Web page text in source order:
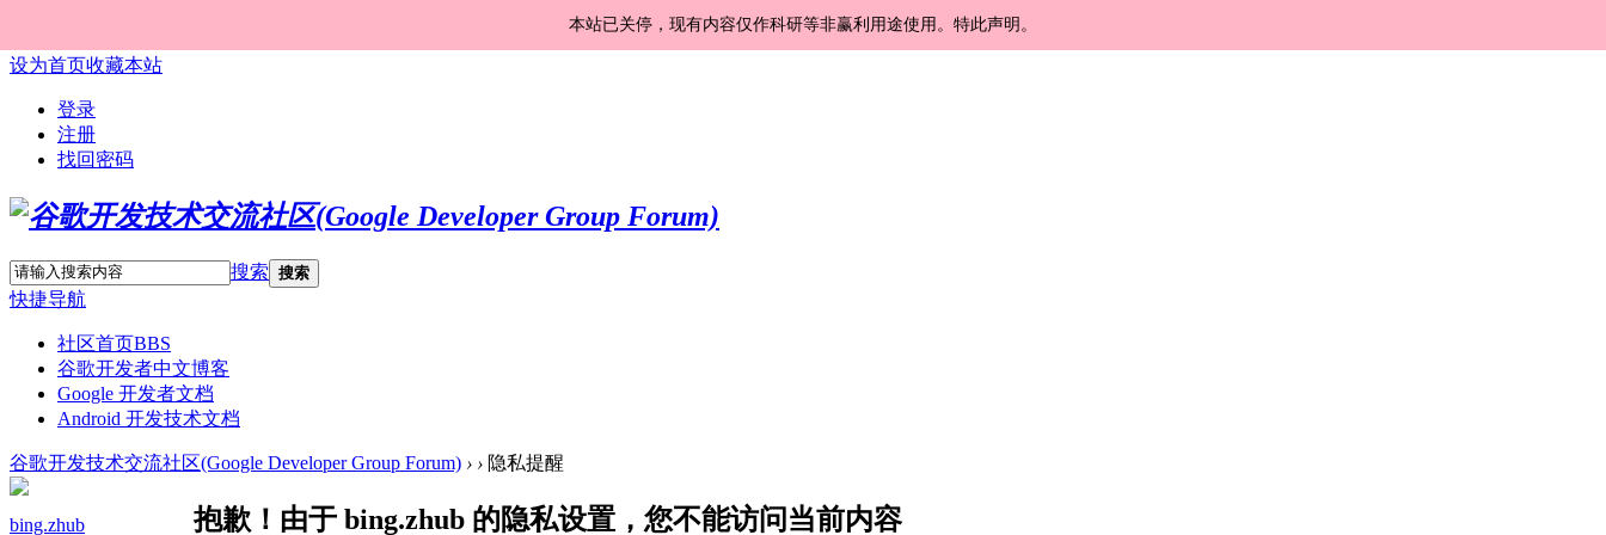
本站已关停，现有内容仅作科研等非赢利用途使用。特此声明。
设为首页收藏本站
登录
注册
找回密码
搜索 搜索
快捷导航
社区首页BBS
谷歌开发者中文博客
Google 开发者文档
Android 开发技术文档
谷歌开发技术交流社区(Google Developer Group Forum) › › 隐私提醒
bing.zhub 抱歉！由于 bing.zhub 的隐私设置，您不能访问当前内容